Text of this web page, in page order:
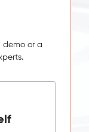
demo or a